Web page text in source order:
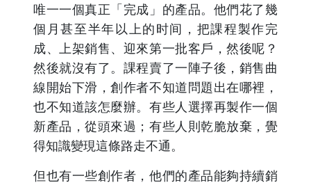
唯一一個真正「完成」的產品。他們花了幾
個月甚至半年以上的时间，把課程製作完
成、上架銷售、迎來第一批客戶，然後呢？
然後就沒有了。課程賣了一陣子後，銷售曲
線開始下滑，創作者不知道問題出在哪裡，
也不知道該怎麼辦。有些人選擇再製作一個
新產品，從頭來過；有些人則乾脆放棄，覺
得知識變現這條路走不通。
但也有一些創作者，他們的產品能夠持續銷